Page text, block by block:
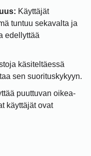
Käyttäjät
tuntuu sekavalta ja
edellyttää
käsiteltäessä
sen suorituskykyyn.
puuttuvan oikea-
käyttäjät ovat